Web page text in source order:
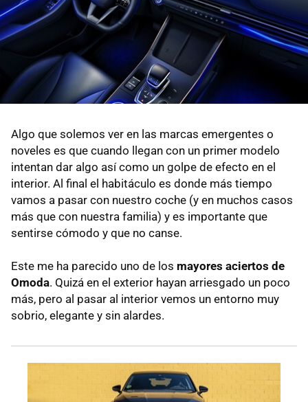
Algo que solemos ver en las marcas emergentes o
noveles es que cuando llegan con un primer modelo
intentan dar algo así como un golpe de efecto en el
interior. Al final el habitáculo es donde más tiempo
vamos a pasar con nuestro coche (y en muchos casos
más que con nuestra familia) y es importante que
sentirse cómodo y que no canse.
Este me ha parecido uno de los mayores aciertos de
Omoda. Quizá en el exterior hayan arriesgado un poco
más, pero al pasar al interior vemos un entorno muy
sobrio, elegante y sin alardes.